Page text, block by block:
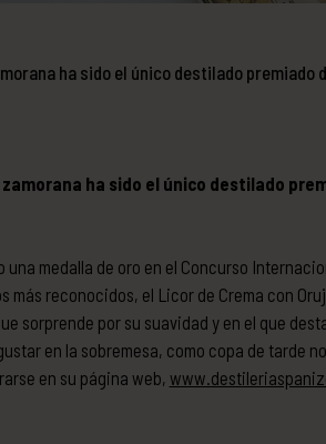
ha sido el único destilado premiado
ha sido el único destilado
medalla de oro en el Concurso
más reconocidos, el Licor de Crema con
sorprende por su suavidad y en el que
en la sobremesa, como copa de tarde
en su página web,